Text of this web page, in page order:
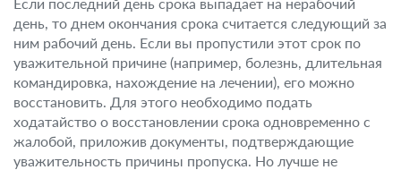
день, то днем окончания срока считается следующий за
ним рабочий день. Если вы пропустили этот срок по
уважительной причине (например, болезнь, длительная
командировка, нахождение на лечении), его можно
восстановить. Для этого необходимо подать
ходатайство о восстановлении срока одновременно с
жалобой, приложив документы, подтверждающие
уважительность причины пропуска. Но лучше не